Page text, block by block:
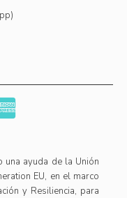
una ayuda de la Unión
EU, en el marco
y Resiliencia, para